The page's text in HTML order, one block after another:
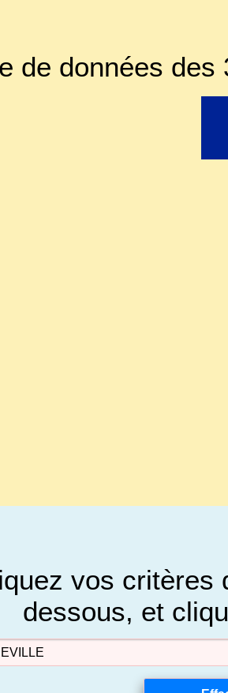
de données
vos critères
dessous, et